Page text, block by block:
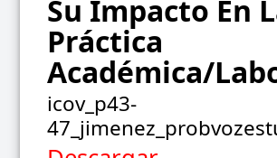
Su Impacto En
Práctica
Académica/
icov_p43-